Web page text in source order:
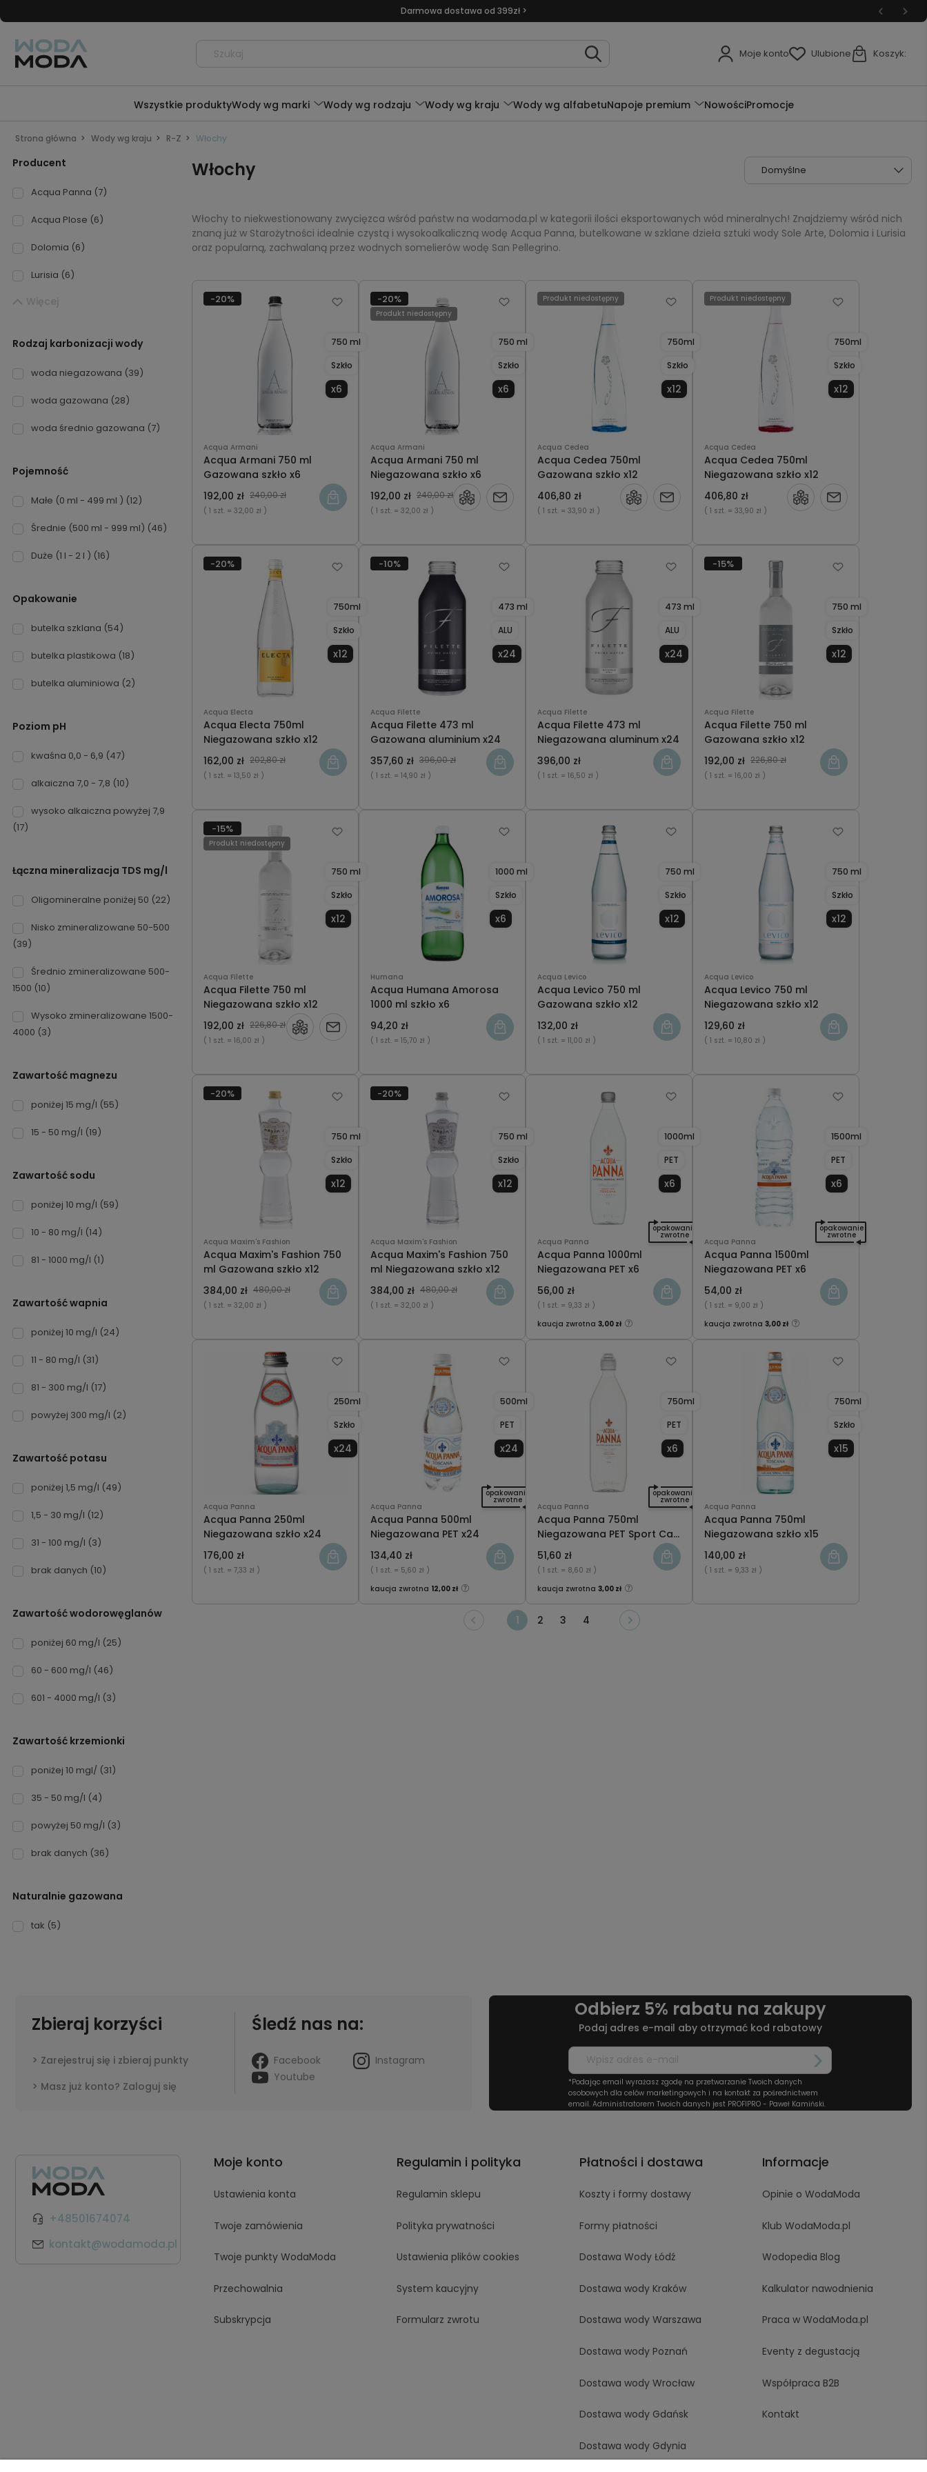
Darmowa dostawa od 399zł >
Moje konto Ulubione Koszyk:
Wszystkie produktyWody wg marki Wody wg rodzaju Wody wg kraju Wody wg alfabetuNapoje premium NowościPromocje
Strona główna Wody wg kraju R-Z Włochy
Producent
Acqua Panna (7)
Acqua Plose (6)
Dolomia (6)
Lurisia (6)
Więcej
Rodzaj karbonizacji wody
woda niegazowana (39)
woda gazowana (28)
woda średnio gazowana (7)
Pojemność
Małe (0 ml - 499 ml ) (12)
Średnie (500 ml - 999 ml) (46)
Duże (1 l - 2 l ) (16)
Opakowanie
butelka szklana (54)
butelka plastikowa (18)
butelka aluminiowa (2)
Poziom pH
kwaśna 0,0 - 6,9 (47)
alkaiczna 7,0 - 7,8 (10)
wysoko alkaiczna powyżej 7,9
(17)
Łączna mineralizacja TDS mg/l
Oligomineralne poniżej 50 (22)
Nisko zmineralizowane 50-500
(39)
Średnio zmineralizowane 500-
1500 (10)
Wysoko zmineralizowane 1500-
4000 (3)
Zawartość magnezu
poniżej 15 mg/l (55)
15 - 50 mg/l (19)
Zawartość sodu
poniżej 10 mg/l (59)
10 - 80 mg/l (14)
81 - 1000 mg/l (1)
Zawartość wapnia
poniżej 10 mg/l (24)
11 - 80 mg/l (31)
81 - 300 mg/l (17)
powyżej 300 mg/l (2)
Zawartość potasu
poniżej 1,5 mg/l (49)
1,5 - 30 mg/l (12)
31 - 100 mg/l (3)
brak danych (10)
Zawartość wodorowęglanów
poniżej 60 mg/l (25)
60 - 600 mg/l (46)
601 - 4000 mg/l (3)
Zawartość krzemionki
poniżej 10 mgl/ (31)
35 - 50 mg/l (4)
powyżej 50 mg/l (3)
brak danych (36)
Naturalnie gazowana
tak (5)
Włochy
Włochy to niekwestionowany zwycięzca wśród państw na wodamoda.pl w kategorii ilości eksportowanych wód mineralnych! Znajdziemy wśród nich
znaną już w Starożytności idealnie czystą i wysokoalkaliczną wodę Acqua Panna, butelkowane w szklane dzieła sztuki wody Sole Arte, Dolomia i Lurisia
oraz popularną, zachwalaną przez wodnych somelierów wodę San Pellegrino.
Acqua Armani
Acqua Armani 750 ml
Gazowana szkło x6
750 ml
Szkło
x6
192,00 zł 240,00 zł
( 1 szt. = 32,00 zł )
-20%
Acqua Armani
Acqua Armani 750 ml
Niegazowana szkło x6
750 ml
Szkło
x6
192,00 zł 240,00 zł
( 1 szt. = 32,00 zł )
-20%
Produkt niedostępny
Powiadom
Acqua Cedea
Acqua Cedea 750ml
Gazowana szkło x12
750ml
Szkło
x12
406,80 zł
( 1 szt. = 33,90 zł )
Produkt niedostępny
Powiadom
Acqua Cedea
Acqua Cedea 750ml
Niegazowana szkło x12
750ml
Szkło
x12
406,80 zł
( 1 szt. = 33,90 zł )
Produkt niedostępny
Powiadom
Acqua Electa
Acqua Electa 750ml
Niegazowana szkło x12
750ml
Szkło
x12
162,00 zł 202,80 zł
( 1 szt. = 13,50 zł )
-20%
Acqua Filette
Acqua Filette 473 ml
Gazowana aluminium x24
473 ml
ALU
x24
357,60 zł 396,00 zł
( 1 szt. = 14,90 zł )
-10%
Acqua Filette
Acqua Filette 473 ml
Niegazowana aluminum x24
473 ml
ALU
x24
396,00 zł
( 1 szt. = 16,50 zł )
Acqua Filette
Acqua Filette 750 ml
Gazowana szkło x12
750 ml
Szkło
x12
192,00 zł 226,80 zł
( 1 szt. = 16,00 zł )
-15%
Acqua Filette
Acqua Filette 750 ml
Niegazowana szkło x12
750 ml
Szkło
x12
192,00 zł 226,80 zł
( 1 szt. = 16,00 zł )
-15%
Produkt niedostępny
Powiadom
Humana
Acqua Humana Amorosa
1000 ml szkło x6
1000 ml
Szkło
x6
94,20 zł
( 1 szt. = 15,70 zł )
Acqua Levico
Acqua Levico 750 ml
Gazowana szkło x12
750 ml
Szkło
x12
132,00 zł
( 1 szt. = 11,00 zł )
Acqua Levico
Acqua Levico 750 ml
Niegazowana szkło x12
750 ml
Szkło
x12
129,60 zł
( 1 szt. = 10,80 zł )
Acqua Maxim's Fashion
Acqua Maxim's Fashion 750
ml Gazowana szkło x12
750 ml
Szkło
x12
384,00 zł 480,00 zł
( 1 szt. = 32,00 zł )
-20%
Acqua Maxim's Fashion
Acqua Maxim's Fashion 750
ml Niegazowana szkło x12
750 ml
Szkło
x12
384,00 zł 480,00 zł
( 1 szt. = 32,00 zł )
-20%
Acqua Panna
Acqua Panna 1000ml
Niegazowana PET x6
1000ml
PET
x6
56,00 zł
( 1 szt. = 9,33 zł )
kaucja zwrotna 3,00 zł
opakowanie
zwrotne
Acqua Panna
Acqua Panna 1500ml
Niegazowana PET x6
1500ml
PET
x6
54,00 zł
( 1 szt. = 9,00 zł )
kaucja zwrotna 3,00 zł
opakowanie
zwrotne
Acqua Panna
Acqua Panna 250ml
Niegazowana szkło x24
250ml
Szkło
x24
176,00 zł
( 1 szt. = 7,33 zł )
Acqua Panna
Acqua Panna 500ml
Niegazowana PET x24
500ml
PET
x24
134,40 zł
( 1 szt. = 5,60 zł )
kaucja zwrotna 12,00 zł
opakowanie
zwrotne
Acqua Panna
Acqua Panna 750ml
Niegazowana PET Sport Cap
x6
750ml
PET
x6
51,60 zł
( 1 szt. = 8,60 zł )
kaucja zwrotna 3,00 zł
opakowanie
zwrotne
Acqua Panna
Acqua Panna 750ml
Niegazowana szkło x15
750ml
Szkło
x15
140,00 zł
( 1 szt. = 9,33 zł )
1 2 3 4
Zbieraj korzyści
Zarejestruj się i zbieraj punkty
Masz już konto? Zaloguj się
Śledź nas na:
Facebook
Instagram
Youtube
Odbierz 5% rabatu na zakupy
Podaj adres e-mail aby otrzymać kod rabatowy
*Podając email wyrażasz zgodę na przetwarzanie Twoich danych
osobowych dla celów marketingowych i na kontakt za pośrednictwem
email. Administratorem Twoich danych jest PROFIPRO - Paweł Kamiński.
+48501674074
kontakt@wodamoda.pl
Moje konto
Ustawienia konta
Twoje zamówienia
Twoje punkty WodaModa
Przechowalnia
Subskrypcja
Regulamin i polityka
Regulamin sklepu
Polityka prywatności
Ustawienia plików cookies
System kaucyjny
Formularz zwrotu
Płatności i dostawa
Koszty i formy dostawy
Formy płatności
Dostawa Wody Łódź
Dostawa wody Kraków
Dostawa wody Warszawa
Dostawa wody Poznań
Dostawa wody Wrocław
Dostawa wody Gdańsk
Dostawa wody Gdynia
Informacje
Opinie o WodaModa
Klub WodaModa.pl
Wodopedia Blog
Kalkulator nawodnienia
Praca w WodaModa.pl
Eventy z degustacją
Współpraca B2B
Kontakt